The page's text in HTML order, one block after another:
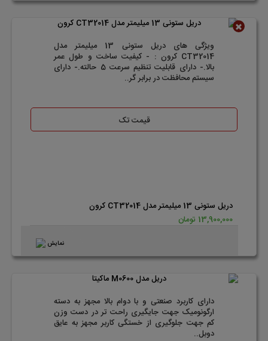
ویژگی های دریل ستونی 13 میلیمتر مدل
CT32014 کرون : - کیفیت ساخت و طول عمر
بالا.- دارای قابلیت تنظیم سرعت 5 حالته.- دارای
سیستم محافظت در برابر گر..
قیمت تک
دریل ستونی 13 میلیمتر مدل CT32014 کرون
13,900,000 تومان
نمایش
دارای کاربرد صنعتی و با دوام بالا مجهز به دسته
ارگونومیک جهت جایگیری راحت تر در دست وزن
کم جهت جلوگیری از خستگی کاربر مجهز به عایق
دوبل..